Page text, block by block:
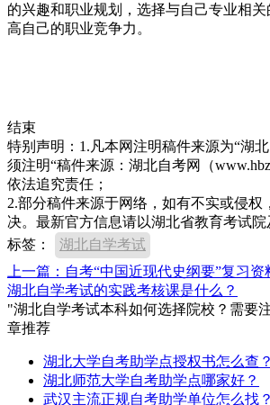
的兴趣和职业规划，选择与自己专业相
高自己的职业竞争力。
结束
特别声明：1.凡本网注明稿件来源为“湖
须注明“稿件来源：湖北自考网（
依法追究责任；
2.部分稿件来源于网络，如有不实或侵权
决。最新官方信息请以湖北省教育考试院
标签：
湖北自学考试
上一篇：自考“中国近现代史纲要”复习
湖北自学考试的实践考核课是什么？
"湖北自学考试本科如何选择院校？需要
章推荐
湖北大学自考助学点授权书怎么查？
湖北师范大学自考助学点哪家好？
武汉主流正规自考助学单位怎么找